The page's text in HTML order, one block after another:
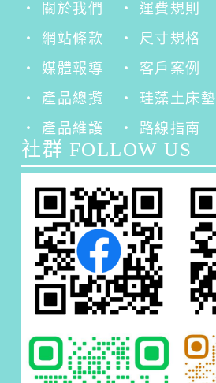
‧ 關於我們
‧ 運費規則
‧ 網站條款
‧ 尺寸規格
‧ 媒體報導
‧ 客戶案例
‧ 產品總攬
‧ 珪藻土床墊
‧ 產品維護
‧ 路線指南
社群 FOLLOW US